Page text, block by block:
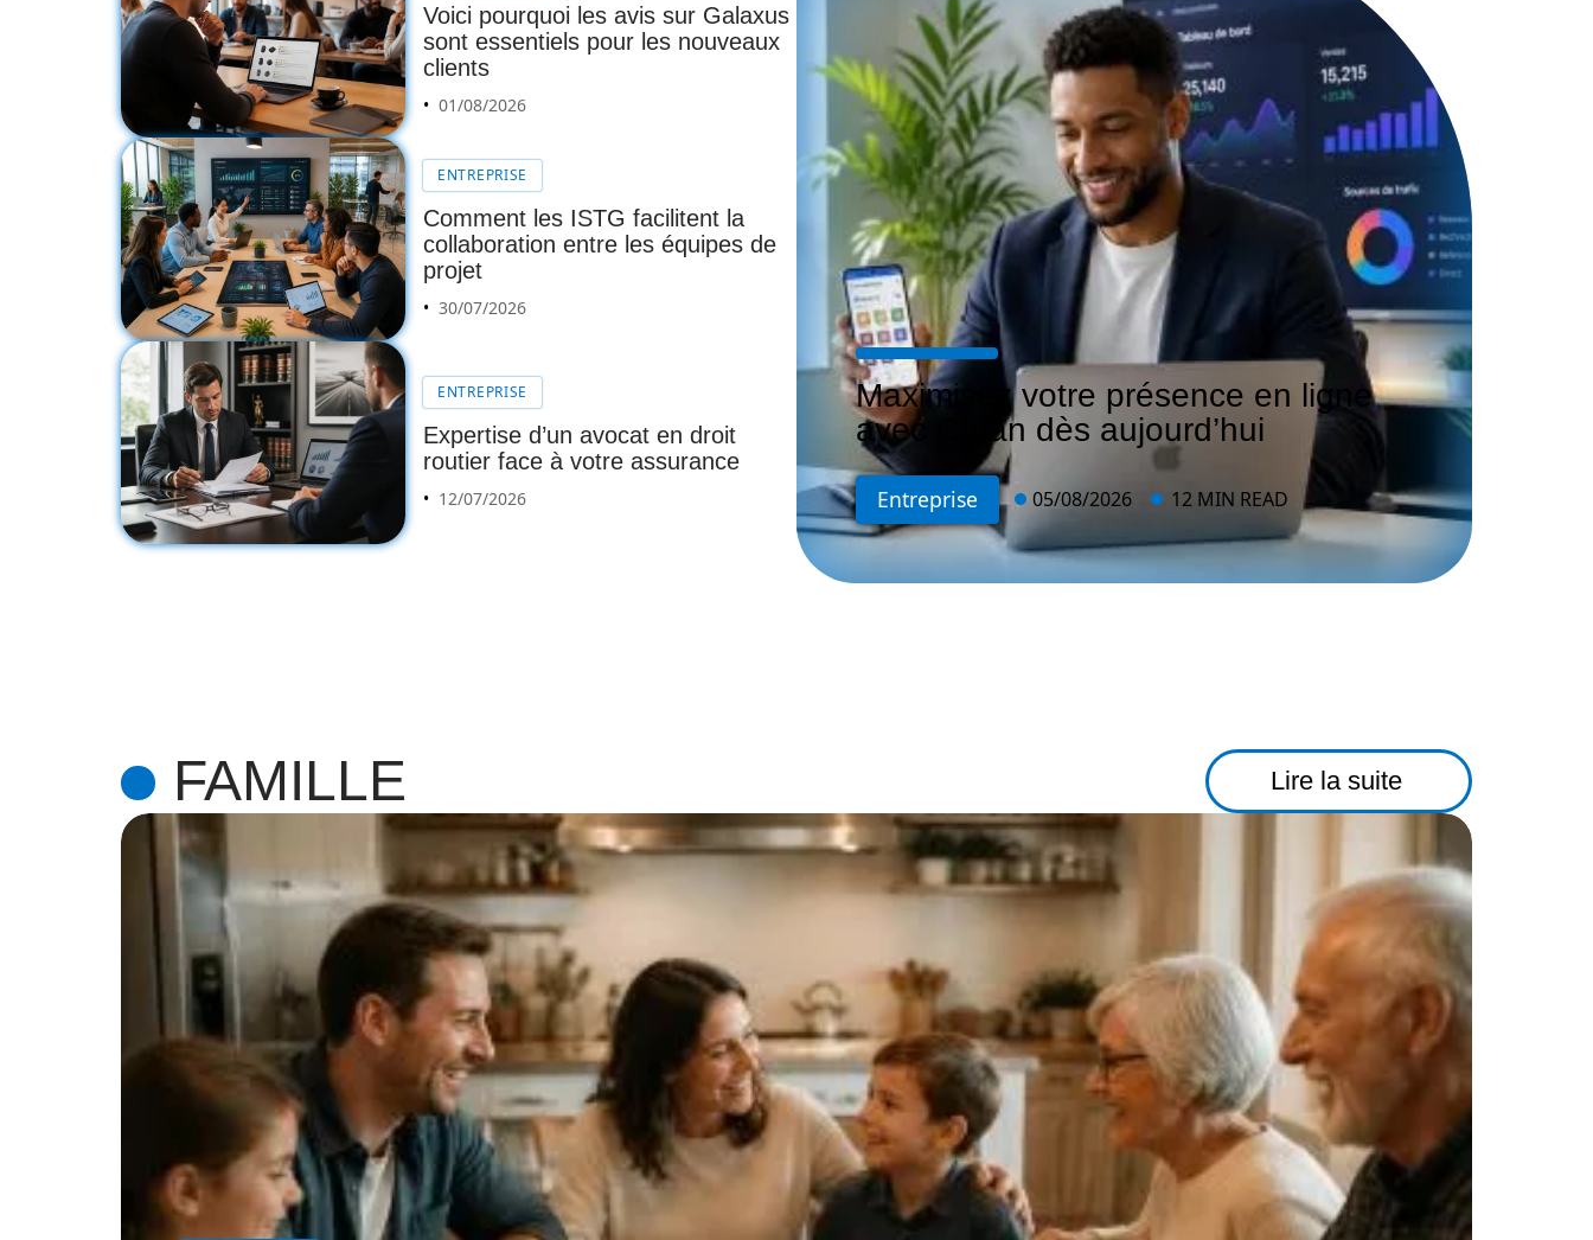
Voici pourquoi les avis sur Galaxus
sont essentiels pour les nouveaux
clients
01/08/2026
ENTREPRISE
Comment les ISTG facilitent la
collaboration entre les équipes de
projet
30/07/2026
ENTREPRISE
Expertise d’un avocat en droit
routier face à votre assurance
12/07/2026
Maximisez votre présence en ligne
avec Cnfan dès aujourd’hui
Entreprise 05/08/2026 12 MIN READ
FAMILLE Lire la suite